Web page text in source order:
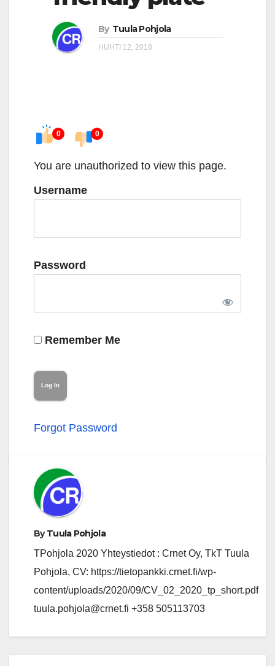
By Tuula Pohjola
HUHTI 12, 2018
0 0
You are unauthorized to view this page.
Username
Password
Remember Me
Forgot Password
ByTuula Pohjola
TPohjola 2020 Yhteystiedot : Crnet Oy, TkT Tuula
Pohjola, CV: https://tietopankki.crnet.fi/wp-
content/uploads/2020/09/CV_02_2020_tp_short.pdf
tuula.pohjola@crnet.fi +358 505113703